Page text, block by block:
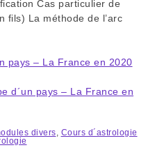
Cas particulier de
fils) La méthode de l’arc
divers, Cours d´astrologie